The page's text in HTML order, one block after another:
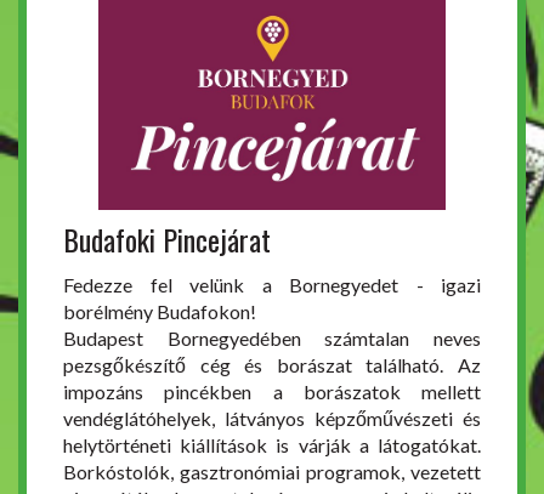
Budafoki Pincejárat
Fedezze fel velünk a Bornegyedet - igazi
borélmény Budafokon!
Budapest Bornegyedében számtalan neves
pezsgőkészítő cég és borászat található. Az
impozáns pincékben a borászatok mellett
vendéglátóhelyek, látványos képzőművészeti és
helytörténeti kiállítások is várják a látogatókat.
Borkóstolók, gasztronómiai programok, vezetett